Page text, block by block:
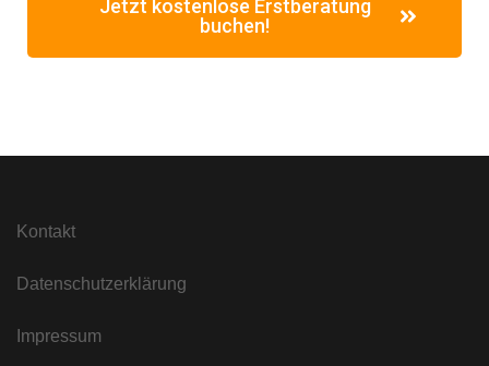
Jetzt kostenlose Erstberatung
buchen!
Kontakt
Datenschutzerklärung
Impressum